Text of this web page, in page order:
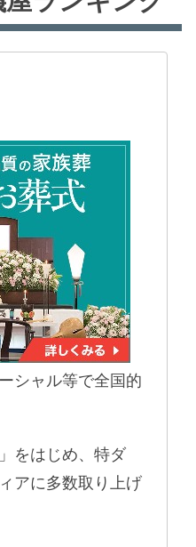
シャル等で全国的
をはじめ、特ダ
アに多数取り上げ